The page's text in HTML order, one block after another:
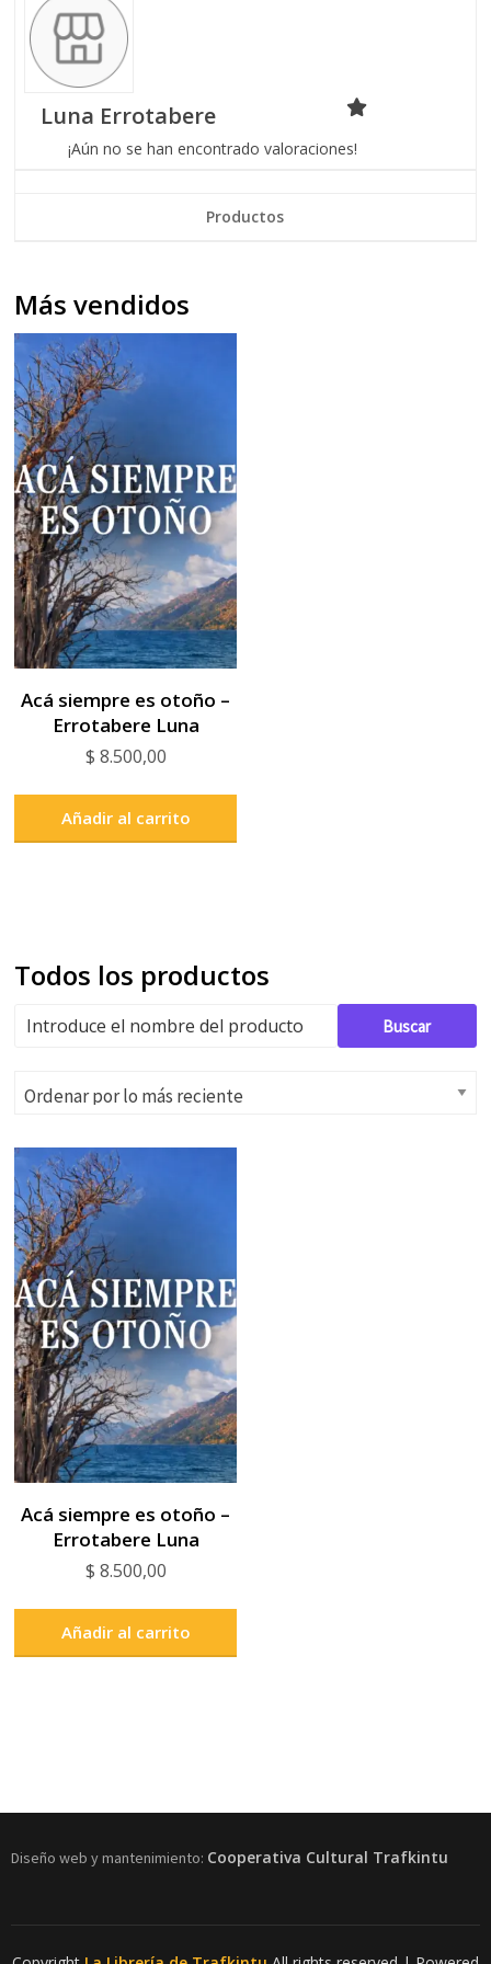
Luna Errotabere
¡Aún no se han encontrado valoraciones!
Productos
Más vendidos
Acá siempre es otoño –
Errotabere Luna
$ 8.500,00
Añadir al carrito
Todos los productos
Acá siempre es otoño –
Errotabere Luna
$ 8.500,00
Añadir al carrito
Diseño web y mantenimiento: Cooperativa Cultural Trafkintu